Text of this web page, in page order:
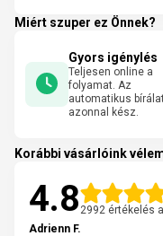
Miért szuper ez Önnek?
Gyors igénylés
Teljesen online a
folyamat. Az
automatikus
azonnal kész.
Korábbi vásárlóink
4.8 2992 értékelés
Adrienn F.